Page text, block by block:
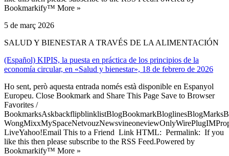
Bookmarkify™ More »
5 de març 2026
SALUD Y BIENESTAR A TRAVÉS DE LA ALIMENTACIÓN
(Español) KIPIS, la puesta en práctica de los principios de la
economía circular, en «Salud y bienestar», 18 de febrero de 2026
Ho sent, però aquesta entrada només està disponible en Espanyol
Europeu. Close Bookmark and Share This Page Save to Browser
Favorites /
LiveYahoo!Email This to a Friend Link HTML: Permalink: If you
like this then please subscribe to the RSS Feed.Powered by
Bookmarkify™ More »